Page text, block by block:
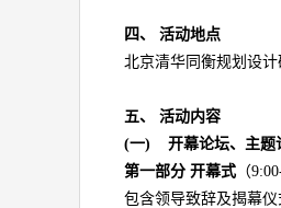
四、 活动地点
北京清华同衡规划设
五、 活动内容
(一) 开幕论坛、主题
第一部分 开幕式 （
包含领导致辞及揭幕仪